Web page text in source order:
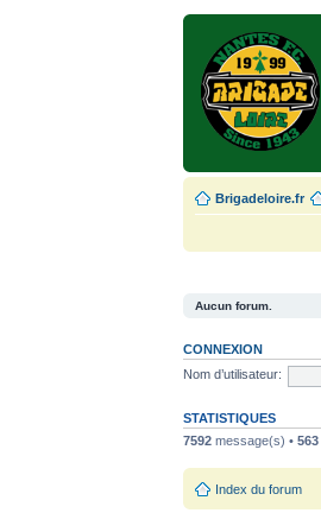
Brigadeloire.fr
Aucun forum.
CONNEXION
Nom d’utilisateur:
STATISTIQUES
7592 message(s) •563
Index du forum